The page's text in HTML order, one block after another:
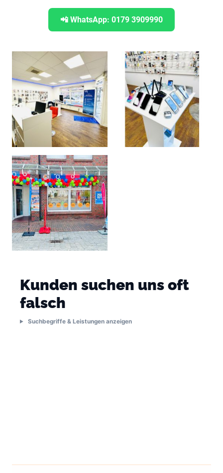
📲 WhatsApp: 0179 3909990
Kunden suchen uns oft
falsch
Suchbegriffe & Leistungen anzeigen